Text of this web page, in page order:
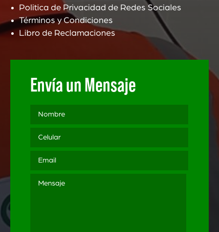
Politica de Privacidad de Redes Sociales
Términos y Condiciones
Libro de Reclamaciones
Envía un Mensaje